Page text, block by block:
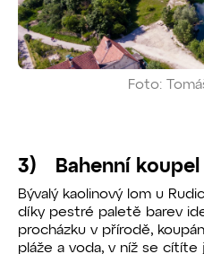
Foto:
3) Bahenní koupel
Bývalý kaolinový lom u
díky pestré paletě barev
procházku v přírodě,
pláže a voda, v níž se cítíte